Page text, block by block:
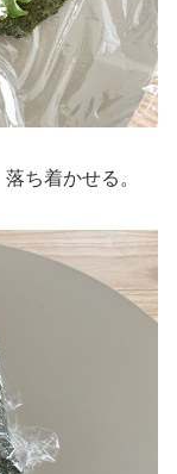
ち着かせる。